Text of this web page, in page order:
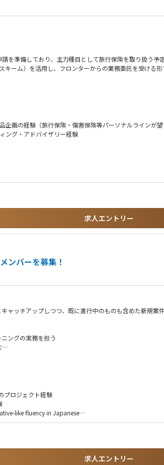
適なチームを組成できる、少数精鋭の組織体制です。
ラットな文化が根づいており、入社間もない若手が提案
を準備しており、主力種目として旅行保険を取り扱う予
ーム）を活用し、フロンターからの業務委託を受ける形
ン、Japan CEOにドッテッドラインでレポートします
など、実務の中核を担う「Doer」としての役割を期待し
来的には、日本のアンダーライティングチーム全体を率
ー
析の支援
書類・アクチュアリアル資料の作成
分析
析
析
画の経験（旅行保険・傷害保険等パーソナルラインが望
ング・アドバイザリー経験
バル連携あり）
書類作成を厭わない実行力
長意欲
る方
求人エントリー
ンバーを募集！
ャッチアップしつつ、既に進行中のものも含めた新規
ングの実務を担う
場合は一部の案件検討をリードいただく可能性あり）
担う
る課題の発見、マネジメントへの働きかけを含む）
育業界のイノベーション創出をリードできます。
設計、事業化までを一気通貫で担う経験を積むことが
事業を成立させる力を磨けます。将来的には事業責任者
プロジェクト経験
like fluency in Japanese
求人エントリー